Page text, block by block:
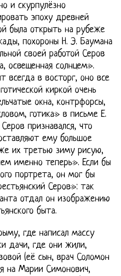
и скурпулёзно
эпоху древней
была открыть на рубеже
похороны Н. Э. Баумана
своей работой Серов
освещенная солнцем».
всегда в восторг, оно все
киркой очень
окна, контрфорсы,
готика» в письме Е.
признавался, что
ему большое
их третью зиму рисую,
именно теперь». Если бы
портрета, он мог бы
Серов»: так
отдал он изображению
быта.
где написал массу
дачи, где они жили,
(её сын, врач Соломон
на Марии Симонович,